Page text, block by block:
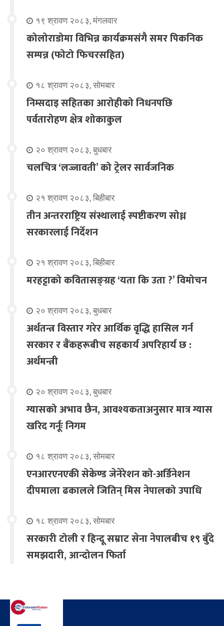
१९ श्रावण २०८३, मंगलवार
कोलोराडोमा विभिन्न कार्यक्रमसंगै समर पिकनिक
सम्पन्न (फोटो फिचरसहित)
१८ श्रावण २०८३, सोमबार
निम्सदाइ सहितका आरोहीको निधनपछि
पर्वतारोहण क्षेत्र शोकाकुल
२० श्रावण २०८३, बुधबार
चलचित्र ‘लज्जावती’ को ट्रेलर सार्वजनिक
२१ श्रावण २०८३, बिहीबार
तीन अन्तरराष्ट्रिय संस्थालाई स्पष्टीकरण सोध्न
सरकारलाई निर्देशन
२१ श्रावण २०८३, बिहीबार
मरहट्टाको कवितासङ्ग्रह ‘यता कि उता ?’ विमोचन
२० श्रावण २०८३, बुधबार
अर्थतन्त्र विस्तार गरेर आर्थिक वृद्धि हासिल गर्न
सरकार र बैंकहरूबीच सहकार्य अपरिहार्य छ :
अर्थमन्त्री
२० श्रावण २०८३, बुधबार
ग्यासको अभाव छैन, आवश्यकताअनुसार मात्र ग्यास
खरिद गर्नूः निगम
१८ श्रावण २०८३, सोमबार
एनआरएनएकी सेकेण्ड जेनेरेशन को-अर्डिनेशन
दीपमाला ढकालले जितिन् मिस नेपालको उपाधि
१८ श्रावण २०८३, सोमबार
सरकारी टोली र हिन्दू सम्राट सेना नेपालबीच १९ बुँदे
समझदारी, आन्दोलन फिर्ता